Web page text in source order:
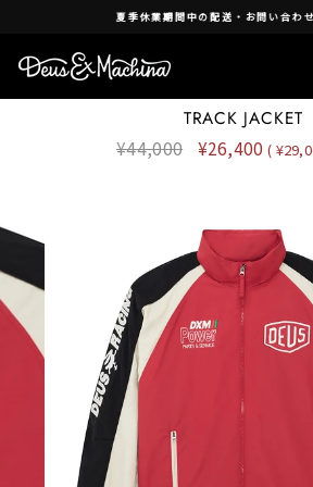
夏季休業期間中の配送・お問い合わ
TRACK JACKET
Regular
price
¥44,000
Sale
price
¥26,400 (